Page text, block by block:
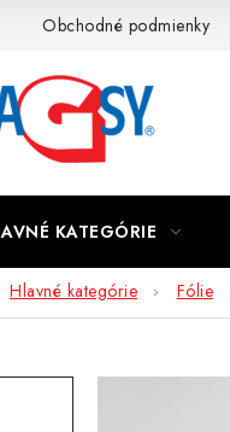
Obchodné podmienky
KATEGÓRIE
Hlavné kategórie Fólie